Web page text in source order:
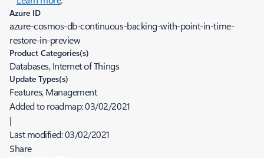
Azure ID
azure-cosmos-db-continuous-backing-with-point-in-time-
restore-in-preview
Product Categories(s)
Databases, Internet of Things
Update Types(s)
Features, Management
Added to roadmap:03/02/2021
|
Last modified:03/02/2021
Share